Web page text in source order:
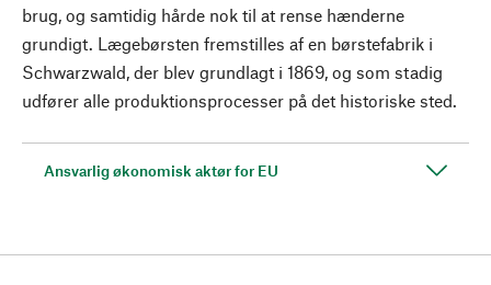
brug, og samtidig hårde nok til at rense hænderne
grundigt. Lægebørsten fremstilles af en børstefabrik i
Schwarzwald, der blev grundlagt i 1869, og som stadig
udfører alle produktionsprocesser på det historiske sted.
Ansvarlig økonomisk aktør for EU